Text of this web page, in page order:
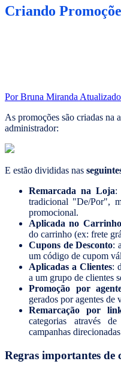
Criando
Por Bruna Miranda
As promoções são criadas na
administrador:
E estão divididas nas
Remarcada na Loja:
tradicional "De/Por",
promocional.
Aplicada no Carrinho
do carrinho (ex: frete
Cupons de Desconto:
um código de cupom
Aplicadas a Clientes:
a um grupo de clientes
Promoção por
gerados por agentes de
Remarcação por
categorias através
campanhas
Regras importantes de